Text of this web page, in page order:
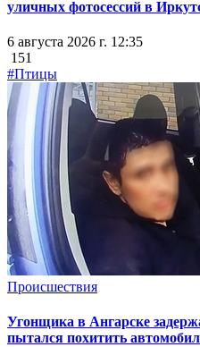
уличных фотосессий в
6 августа 2026 г. 12:35
151
#Птицы
Происшествия
Угонщика в Ангарске
пытался похитить